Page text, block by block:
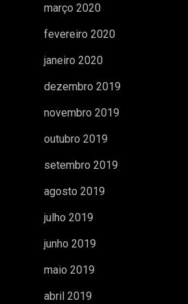
março 2020
fevereiro 2020
janeiro 2020
dezembro 2019
novembro 2019
outubro 2019
setembro 2019
agosto 2019
julho 2019
junho 2019
maio 2019
abril 2019